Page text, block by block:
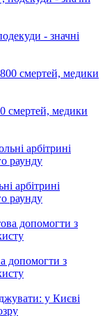
- значні
смертей, медики
арбітрині
раунду
допомогти з